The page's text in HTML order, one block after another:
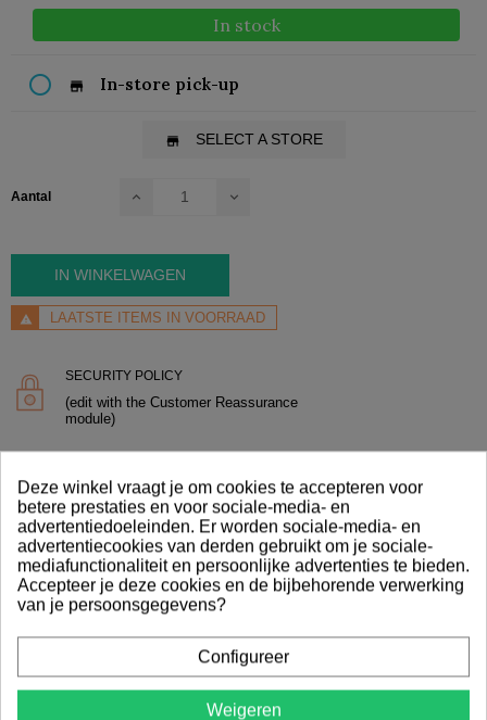
In stock
store In-store pick-up
store SELECT A STORE
Aantal
IN WINKELWAGEN
LAATSTE ITEMS IN VOORRAAD
SECURITY POLICY
(edit with the Customer Reassurance
module)
(edit with the Customer Reassurance
module)
RETURN POLICY
(edit with the Customer Reassurance
module)
OMSCHRIJVING
Deze winkel vraagt je om cookies te accepteren voor
betere prestaties en voor sociale-media- en
advertentiedoeleinden. Er worden sociale-media- en
advertentiecookies van derden gebruikt om je sociale-
mediafunctionaliteit en persoonlijke advertenties te bieden.
Accepteer je deze cookies en de bijbehorende verwerking
van je persoonsgegevens?
Configureer
Weigeren